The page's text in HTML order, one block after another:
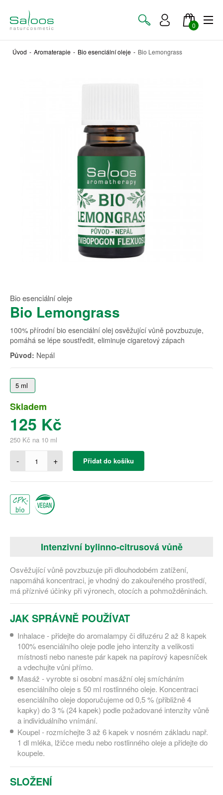
0
Úvod - Aromaterapie - Bio esenciální oleje - Bio Lemongrass
Bio esenciální oleje
Bio Lemongrass
100% přírodní bio esenciální olej osvěžující vůně povzbuzuje,
pomáhá se lépe soustředit, eliminuje cigaretový zápach
Původ: Nepál
5 ml
Skladem
125 Kč
250 Kč na 10 ml
- + Přidat do košíku
Intenzivní bylinno-citrusová vůně
Osvěžující vůně povzbuzuje při dlouhodobém zatížení,
napomáhá koncentraci, je vhodný do zakouřeného prostředí,
má příznivé účinky při výronech, otocích a pohmožděninách.
JAK SPRÁVNĚ POUŽÍVAT
Inhalace - přidejte do aromalampy či difuzéru 2 až 8 kapek
100% esenciálního oleje podle jeho intenzity a velikosti
místnosti nebo naneste pár kapek na papírový kapesníček
a vdechujte vůni přímo.
Masáž - vyrobte si osobní masážní olej smícháním
esenciálního oleje s 50 ml rostlinného oleje. Koncentraci
esenciálního oleje doporučujeme od 0,5 % (přibližně 4
kapky) do 3 % (24 kapek) podle požadované intenzity vůně
a individuálního vnímání.
Koupel - rozmíchejte 3 až 6 kapek v nosném základu např.
1 dl mléka, lžičce medu nebo rostlinného oleje a přidejte do
koupele.
SLOŽENÍ